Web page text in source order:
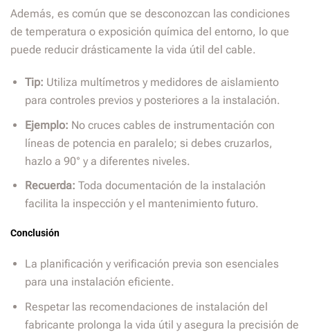
Además, es común que se desconozcan las condiciones
de temperatura o exposición química del entorno, lo que
puede reducir drásticamente la vida útil del cable.
Tip: Utiliza multímetros y medidores de aislamiento
para controles previos y posteriores a la instalación.
Ejemplo: No cruces cables de instrumentación con
líneas de potencia en paralelo; si debes cruzarlos,
hazlo a 90° y a diferentes niveles.
Recuerda: Toda documentación de la instalación
facilita la inspección y el mantenimiento futuro.
Conclusión
La planificación y verificación previa son esenciales
para una instalación eficiente.
Respetar las recomendaciones de instalación del
fabricante prolonga la vida útil y asegura la precisión de